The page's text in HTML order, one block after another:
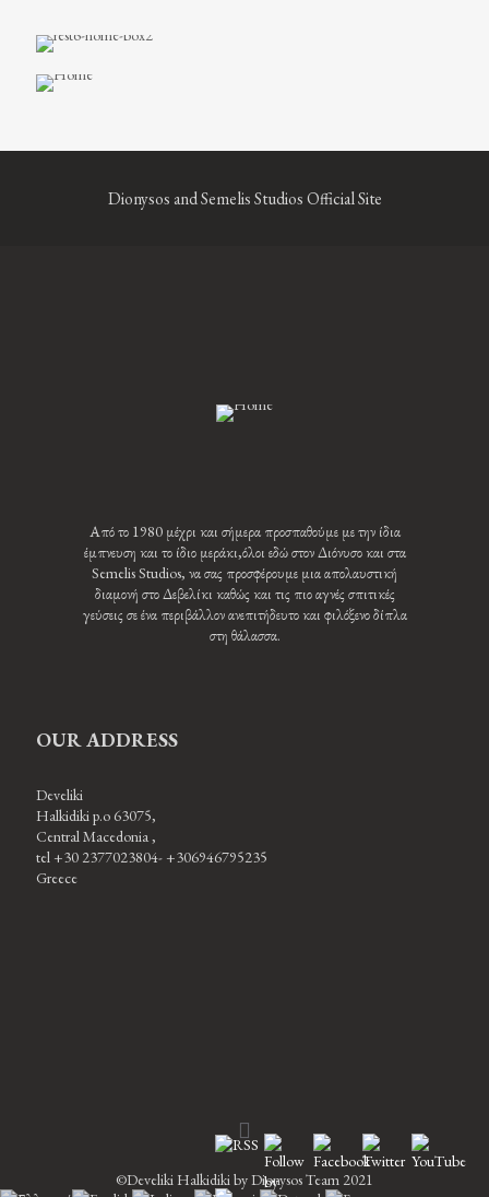
Dionysos and Semelis Studios Official Site
Από το 1980 μέχρι και σήμερα προσπαθούμε με την ίδια
έμπνευση και το ίδιο μεράκι,όλοι εδώ στον Διόνυσο και στα
Semelis Studios, να σας προσφέρουμε μια απολαυστική
διαμονή στο Δεβελίκι καθώς και τις πιο αγνές σπιτικές
γεύσεις σε ένα περιβάλλον ανεπιτήδευτο και φιλόξενο δίπλα
στη θάλασσα.
OUR ADDRESS
Develiki
Halkidiki p.o 63075,
Central Macedonia ,
tel +30 2377023804- +306946795235
Greece
©Develiki Halkidiki by Dionysos Team 2021